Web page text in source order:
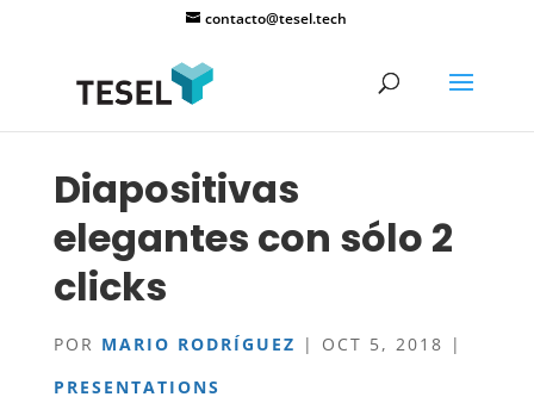
contacto@tesel.tech
Diapositivas
elegantes con sólo 2
clicks
POR MARIO RODRÍGUEZ | OCT 5, 2018 |
PRESENTATIONS